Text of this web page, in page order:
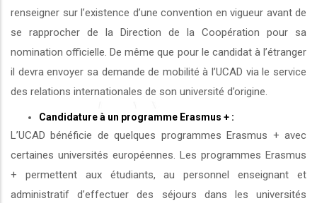
renseigner sur l’existence d’une convention en vigueur avant de
se rapprocher de la Direction de la Coopération pour sa
nomination officielle. De même que pour le candidat à l’étranger
il devra envoyer sa demande de mobilité à l’UCAD via le service
des relations internationales de son université d’origine.
Candidature à un programme Erasmus + :
L’UCAD bénéficie de quelques programmes Erasmus + avec
certaines universités européennes. Les programmes Erasmus
+ permettent aux étudiants, au personnel enseignant et
administratif d’effectuer des séjours dans les universités